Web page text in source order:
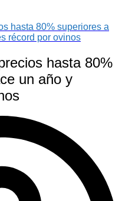
hasta 80% superiores a
récord por ovinos
hasta 80%
un año y